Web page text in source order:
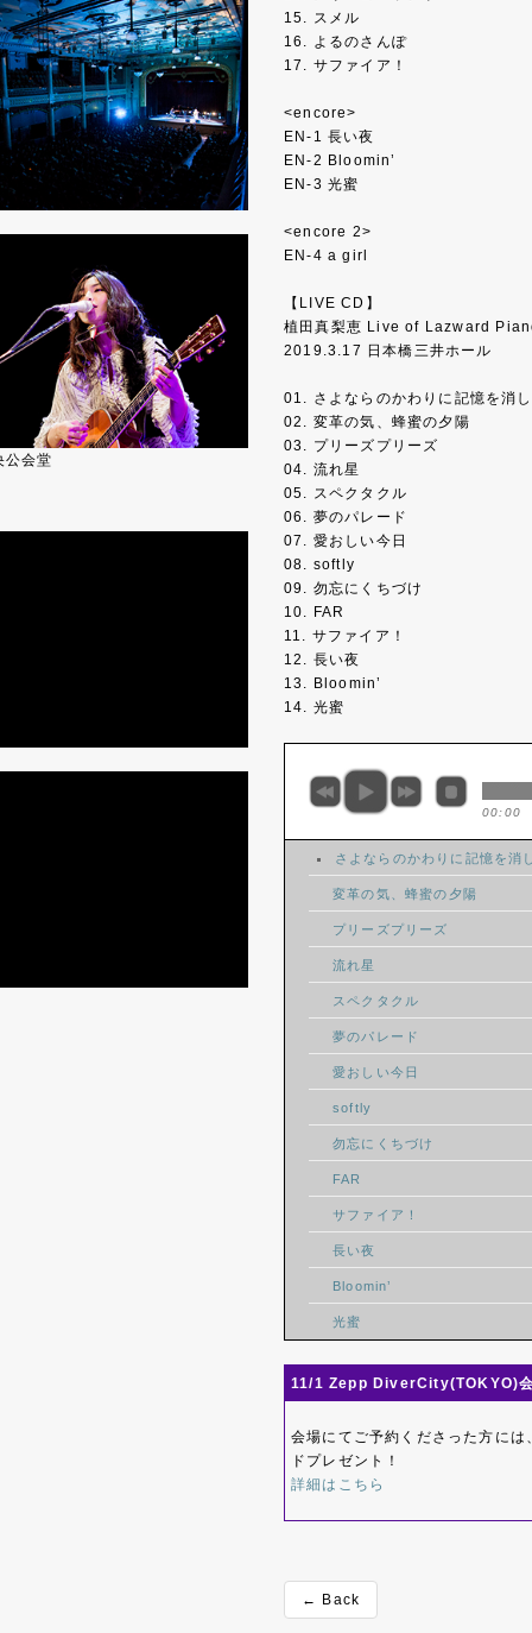
公会堂
15. スメル
16. よるのさんぽ
17. サファイア！
<encore>
EN-1 長い夜
EN-2 Bloomin’
EN-3 光蜜
<encore 2>
EN-4 a girl
【LIVE CD】
植田真梨恵 Live of Lazward
2019.3.17 日本橋三井ホール
01. さよならのかわりに記憶を消
02. 変革の気、蜂蜜の夕陽
03. プリーズプリーズ
04. 流れ星
05. スペクタクル
06. 夢のパレード
07. 愛おしい今日
08. softly
09. 勿忘にくちづけ
10. FAR
11. サファイア！
12. 長い夜
13. Bloomin’
14. 光蜜
00:00
さよならのかわりに記憶を消
変革の気、蜂蜜の夕陽
プリーズプリーズ
流れ星
スペクタクル
夢のパレード
愛おしい今日
softly
勿忘にくちづけ
FAR
サファイア！
長い夜
Bloomin’
光蜜
11/1 Zepp DiverCity(TOKYO)会
会場にてご予約くださった方に
ドプレゼント！
詳細はこちら
← Back